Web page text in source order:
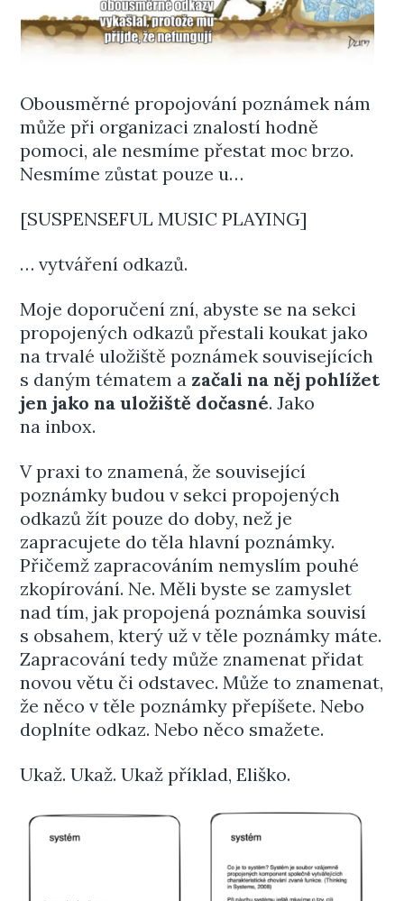
Obousměrné propojování poznámek nám
může při organizaci znalostí hodně
pomoci, ale nesmíme přestat moc brzo.
Nesmíme zůstat pouze u…
[SUSPENSEFUL MUSIC PLAYING]
… vytváření odkazů.
Moje doporučení zní, abyste se na sekci
propojených odkazů přestali koukat jako
na trvalé uložiště poznámek souvisejících
s daným tématem a začali na něj pohlížet
jen jako na uložiště dočasné. Jako
na inbox.
V praxi to znamená, že související
poznámky budou v sekci propojených
odkazů žít pouze do doby, než je
zapracujete do těla hlavní poznámky.
Přičemž zapracováním nemyslím pouhé
zkopírování. Ne. Měli byste se zamyslet
nad tím, jak propojená poznámka souvisí
s obsahem, který už v těle poznámky máte.
Zapracování tedy může znamenat přidat
novou větu či odstavec. Může to znamenat,
že něco v těle poznámky přepíšete. Nebo
doplníte odkaz. Nebo něco smažete.
Ukaž. Ukaž. Ukaž příklad, Eliško.